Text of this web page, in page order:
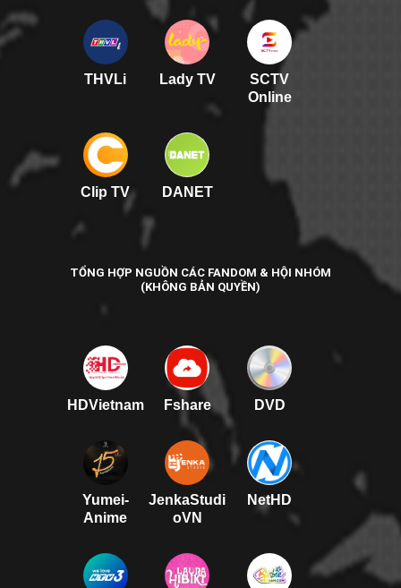
THVLi Lady TV
SCTV
Online
Clip TV DANET
TỔNG HỢP NGUỒN CÁC FANDOM & HỘI NHÓM
(KHÔNG BẢN QUYỀN)
HDVietnam Fshare DVD
Yumei-
Anime
JenkaStudi
oVN
NetHD